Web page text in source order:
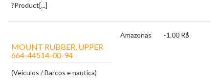
?Product[...]
MOUNT RUBBER, UPPER
664-44514-00-94
(Veiculos / Barcos e nautica)
Amazonas -1.00 R$